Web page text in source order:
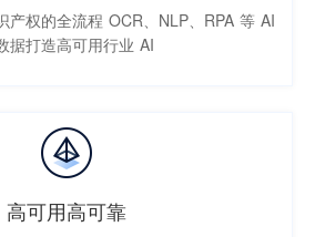
产权的全流程 OCR、NLP、RPA 等 AI
据打造高可用行业 AI
高可用高可靠